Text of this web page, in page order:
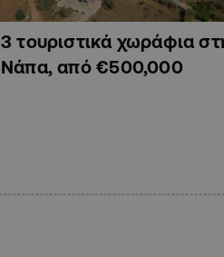
3 τουριστικά χωράφια
Νάπα, από €500,000